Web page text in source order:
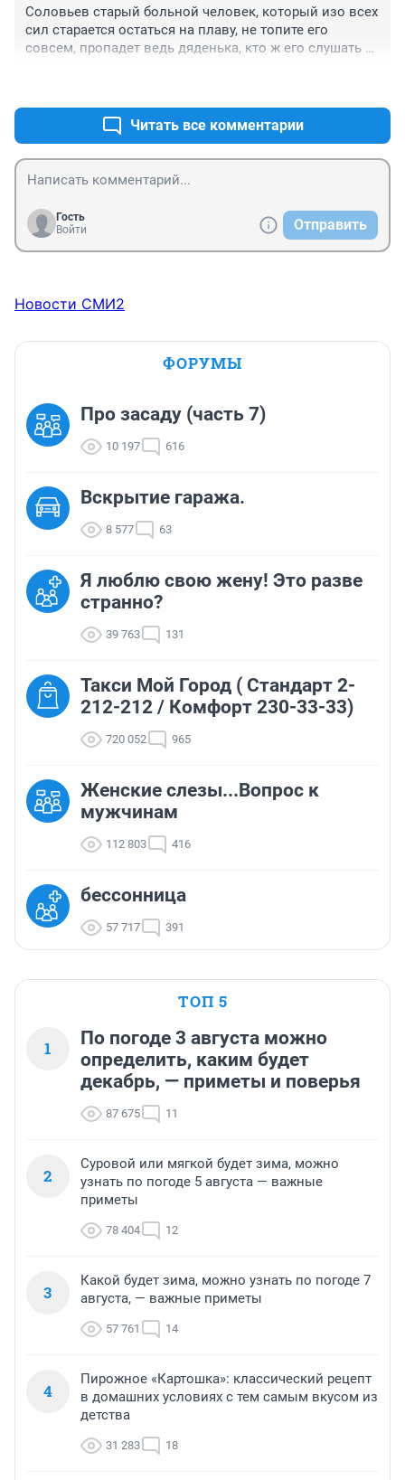
,конечно мой комент, уже 101 -й наверное, по счету!!
Соловьев старый больной человек, который изо всех
сил старается остаться на плаву, не топите его
совсем, пропадет ведь дяденька, кто ж его слушать
Читать все комментарии
Гость
Войти
Отправить
Новости СМИ2
ФОРУМЫ
Про засаду (часть 7)
10 197 616
Вскрытие гаража.
8 577 63
Я люблю свою жену! Это разве
странно?
39 763 131
Такси Мой Город ( Стандарт 2-
212-212 / Комфорт 230-33-33)
720 052 965
Женские слезы...Вопрос к
мужчинам
112 803 416
бессонница
57 717 391
ТОП 5
1
По погоде 3 августа можно
определить, каким будет
декабрь, — приметы и поверья
87 675 11
2
Суровой или мягкой будет зима, можно
узнать по погоде 5 августа — важные
приметы
78 404 12
3
Какой будет зима, можно узнать по погоде 7
августа, — важные приметы
57 761 14
4
Пирожное «Картошка»: классический рецепт
в домашних условиях с тем самым вкусом из
детства
31 283 18